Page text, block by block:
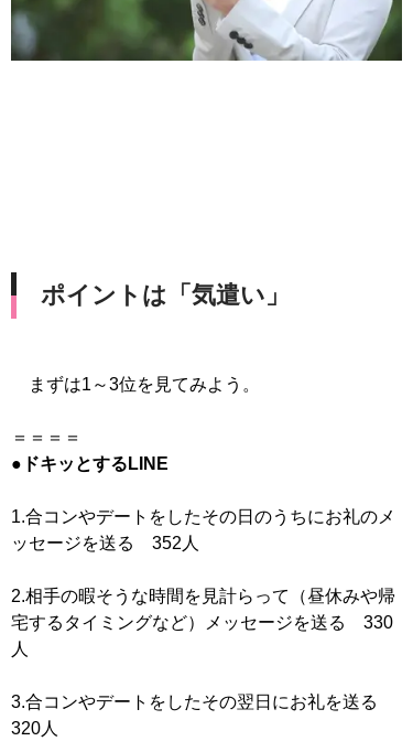
ポイントは「気遣い」
まずは1～3位を見てみよう。
●ドキッとするLINE
1.合コンやデートをしたその日のうちにお礼のメ
ッセージを送る 352人
2.相手の暇そうな時間を見計らって（昼休みや帰
宅するタイミングなど）メッセージを送る 330
人
3.合コンやデートをしたその翌日にお礼を送る
320人